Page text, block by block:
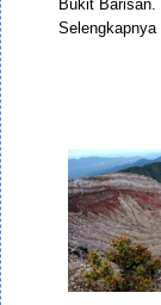
Bukit Barisan.
Selengkapnya